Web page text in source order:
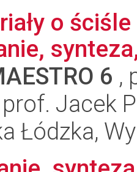
o
6 ,
Jacek
Łódzka,